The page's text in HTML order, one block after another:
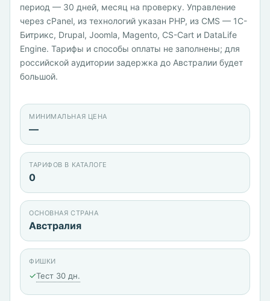
период — 30 дней, месяц на проверку. Управление
через cPanel, из технологий указан PHP, из CMS — 1С-
Битрикс, Drupal, Joomla, Magento, CS-Cart и DataLife
Engine. Тарифы и способы оплаты не заполнены; для
российской аудитории задержка до Австралии будет
большой.
МИНИМАЛЬНАЯ ЦЕНА
—
ТАРИФОВ В КАТАЛОГЕ
0
ОСНОВНАЯ СТРАНА
Австралия
ФИШКИ
✓Тест 30 дн.